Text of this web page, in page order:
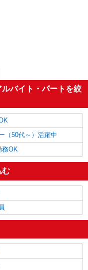
円 バイト・パートを絞
（50代～）活躍中
務OK
む